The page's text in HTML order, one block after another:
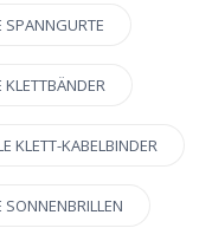
SPANNGURTE
KLETTBÄNDER
KLETT-KABELBINDER
SONNENBRILLEN